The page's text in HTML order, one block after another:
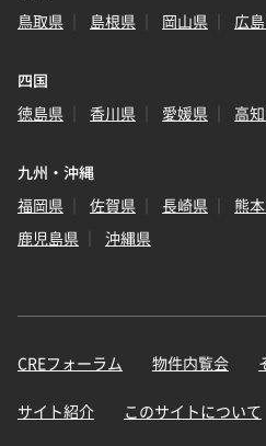
鳥取県
島根県 岡山県 広
四国
徳島県
香川県 愛媛県 高
九州・沖縄
福岡県
佐賀県 長崎県 熊
鹿児島県
沖縄県
CREフォーラム 物件内覧会
サイト紹介 このサイトについて